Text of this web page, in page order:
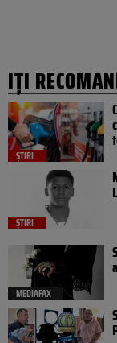
IȚI
ȘTIRI
ȘTIRI
MEDIAFAX